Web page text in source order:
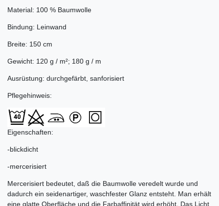
Material: 100 % Baumwolle
Bindung: Leinwand
Breite: 150 cm
Gewicht: 120 g / m²; 180 g / m
Ausrüstung: durchgefärbt, sanforisiert
Pflegehinweis:
Eigenschaften:
-blickdicht
-mercerisiert
Mercerisiert bedeutet, daß die Baumwolle veredelt wurde und
dadurch ein seidenartiger, waschfester Glanz entsteht. Man erhält
eine glatte Oberfläche und die Farbaffinität wird erhöht. Das Licht